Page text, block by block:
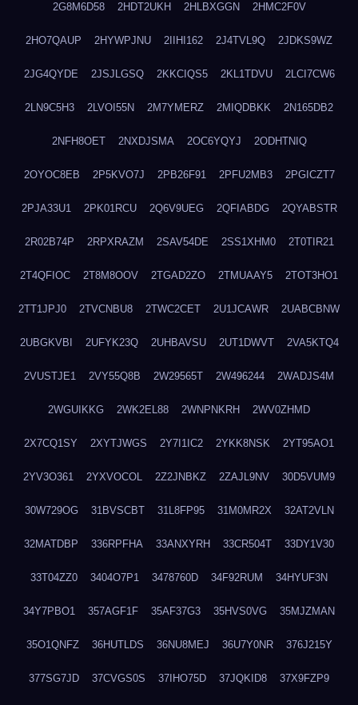
2G8M6D58 2HDT2UKH 2HLBXGGN 2HMC2F0V
2HO7QAUP 2HYWPJNU 2IIHI162 2J4TVL9Q 2JDKS9WZ
2JG4QYDE 2JSJLGSQ 2KKCIQS5 2KL1TDVU 2LCI7CW6
2LN9C5H3 2LVOI55N 2M7YMERZ 2MIQDBKK 2N165DB2
2NFH8OET 2NXDJSMA 2OC6YQYJ 2ODHTNIQ
2OYOC8EB 2P5KVO7J 2PB26F91 2PFU2MB3 2PGICZT7
2PJA33U1 2PK01RCU 2Q6V9UEG 2QFIABDG 2QYABSTR
2R02B74P 2RPXRAZM 2SAV54DE 2SS1XHM0 2T0TIR21
2T4QFIOC 2T8M8OOV 2TGAD2ZO 2TMUAAY5 2TOT3HO1
2TT1JPJ0 2TVCNBU8 2TWC2CET 2U1JCAWR 2UABCBNW
2UBGKVBI 2UFYK23Q 2UHBAVSU 2UT1DWVT 2VA5KTQ4
2VUSTJE1 2VY55Q8B 2W29565T 2W496244 2WADJS4M
2WGUIKKG 2WK2EL88 2WNPNKRH 2WV0ZHMD
2X7CQ1SY 2XYTJWGS 2Y7I1IC2 2YKK8NSK 2YT95AO1
2YV3O361 2YXVOCOL 2Z2JNBKZ 2ZAJL9NV 30D5VUM9
30W729OG 31BVSCBT 31L8FP95 31M0MR2X 32AT2VLN
32MATDBP 336RPFHA 33ANXYRH 33CR504T 33DY1V30
33T04ZZ0 3404O7P1 3478760D 34F92RUM 34HYUF3N
34Y7PBO1 357AGF1F 35AF37G3 35HVS0VG 35MJZMAN
35O1QNFZ 36HUTLDS 36NU8MEJ 36U7Y0NR 376J215Y
377SG7JD 37CVGS0S 37IHO75D 37JQKID8 37X9FZP9